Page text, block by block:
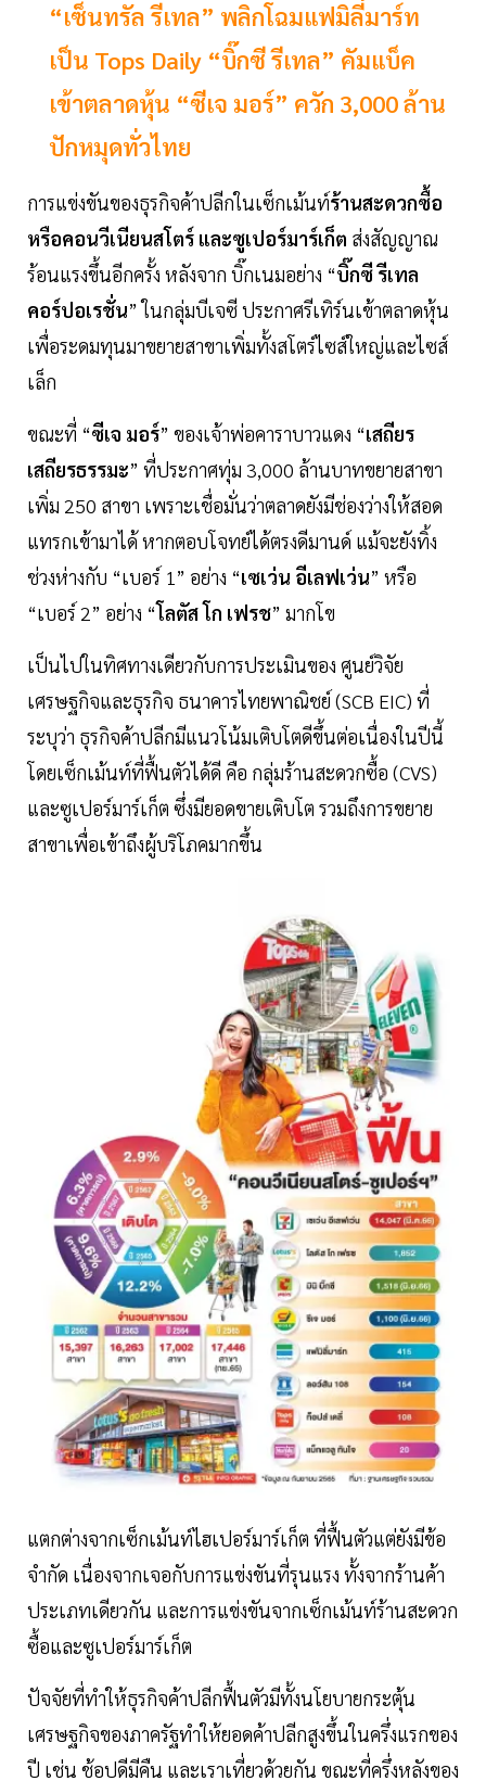
“เซ็นทรัล รีเทล” พลิกโฉมแฟมิลี่มาร์ท
เป็น Tops Daily “บิ๊กซี รีเทล” คัมแบ็ค
เข้าตลาดหุ้น “ซีเจ มอร์” ควัก 3,000 ล้าน
ปักหมุดทั่วไทย
การแข่งขันของธุรกิจค้าปลีกในเซ็กเม้นท์ร้านสะดวกซื้อ
หรือคอนวีเนียนสโตร์ และซูเปอร์มาร์เก็ต ส่งสัญญาณ
ร้อนแรงขึ้นอีกครั้ง หลังจาก บิ๊กเนมอย่าง “บิ๊กซี รีเทล
คอร์ปอเรชั่น” ในกลุ่มบีเจซี ประกาศรีเทิร์นเข้าตลาดหุ้น
เพื่อระดมทุนมาขยายสาขาเพิ่มทั้งสโตร์ไซส์ใหญ่และไซส์
เล็ก
ขณะที่ “ซีเจ มอร์” ของเจ้าพ่อคาราบาวแดง “เสถียร
เสถียรธรรมะ” ที่ประกาศทุ่ม 3,000 ล้านบาทขยายสาขา
เพิ่ม 250 สาขา เพราะเชื่อมั่นว่าตลาดยังมีช่องว่างให้สอด
แทรกเข้ามาได้ หากตอบโจทย์ได้ตรงดีมานด์ แม้จะยังทิ้ง
ช่วงห่างกับ “เบอร์ 1” อย่าง “เซเว่น อีเลฟเว่น” หรือ
“เบอร์ 2” อย่าง “โลตัส โก เฟรช” มากโข
เป็นไปในทิศทางเดียวกับการประเมินของ ศูนย์วิจัย
เศรษฐกิจและธุรกิจ ธนาคารไทยพาณิชย์ (SCB EIC) ที่
ระบุว่า ธุรกิจค้าปลีกมีแนวโน้มเติบโตดีขึ้นต่อเนื่องในปีนี้
โดยเซ็กเม้นท์ที่ฟื้นตัวได้ดี คือ กลุ่มร้านสะดวกซื้อ (CVS)
และซูเปอร์มาร์เก็ต ซึ่งมียอดขายเติบโต รวมถึงการขยาย
สาขาเพื่อเข้าถึงผู้บริโภคมากขึ้น
แตกต่างจากเซ็กเม้นท์ไฮเปอร์มาร์เก็ต ที่ฟื้นตัวแต่ยังมีข้อ
จำกัด เนื่องจากเจอกับการแข่งขันที่รุนแรง ทั้งจากร้านค้า
ประเภทเดียวกัน และการแข่งขันจากเซ็กเม้นท์ร้านสะดวก
ซื้อและซูเปอร์มาร์เก็ต
ปัจจัยที่ทำให้ธุรกิจค้าปลีกฟื้นตัวมีทั้งนโยบายกระตุ้น
เศรษฐกิจของภาครัฐทำให้ยอดค้าปลีกสูงขึ้นในครึ่งแรกของ
ปี เช่น ช้อปดีมีคืน และเราเที่ยวด้วยกัน ขณะที่ครึ่งหลังของ